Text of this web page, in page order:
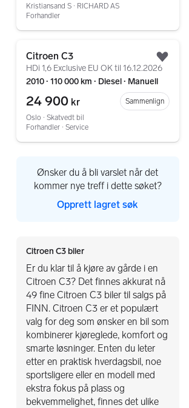
Kristiansand S ∙ RICHARD AS
Forhandler
Citroen C3
HDi 1,6 Exclusive EU OK til 16.12.2026
2010 ∙ 110 000 km ∙ Diesel ∙ Manuell
24 900 kr
Sammenlign
Oslo ∙ Skatvedt bil
Forhandler ∙ Service
Ønsker du å bli varslet når det
kommer nye treff i dette søket?
Opprett lagret søk
Citroen C3 biler
Er du klar til å kjøre av gårde i en
Citroen C3? Det finnes akkurat nå
49 fine Citroen C3 biler til salgs på
FINN. Citroen C3 er et populært
valg for deg som ønsker en bil som
kombinerer kjøreglede, komfort og
smarte løsninger. Enten du leter
etter en praktisk hverdagsbil, noe
sportsligere eller en modell med
ekstra fokus på plass og
bekvemmelighet, finnes det ulike